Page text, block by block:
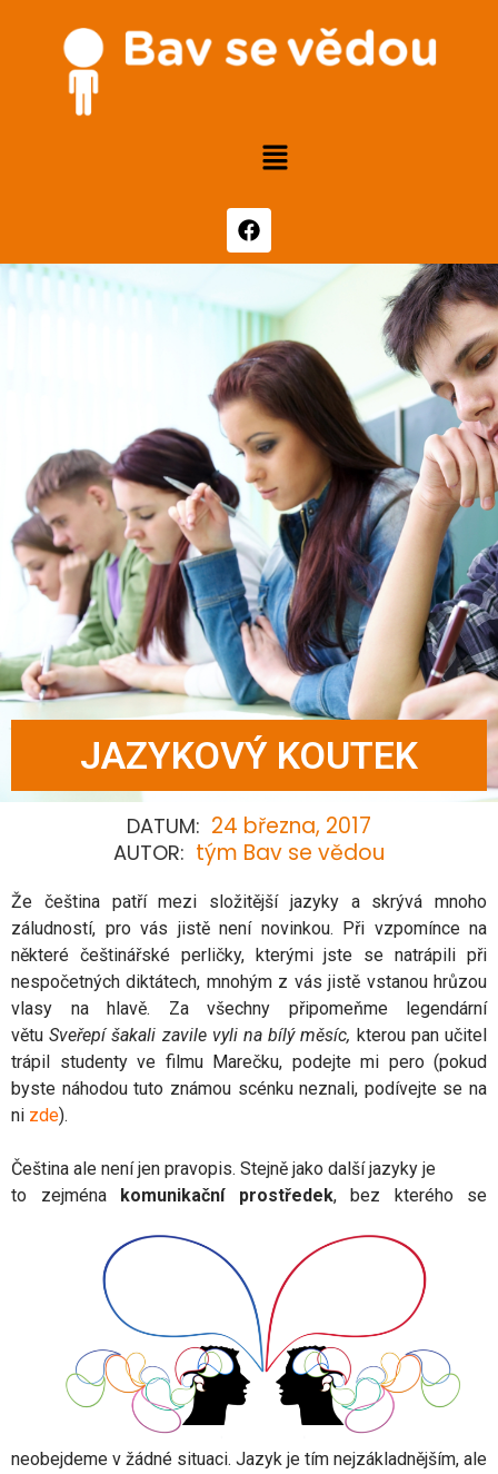
JAZYKOVÝ KOUTEK
DATUM: 24 března, 2017
AUTOR: tým Bav se vědou
Že čeština patří mezi složitější jazyky a skrývá mnoho
záludností, pro vás jistě není novinkou. Při vzpomínce na
některé češtinářské perličky, kterými jste se natrápili při
nespočetných diktátech, mnohým z vás jistě vstanou hrůzou
vlasy na hlavě. Za všechny připomeňme legendární
větuSveřepí šakali zavile vyli na bílý měsíc, kterou pan učitel
trápil studenty ve filmu Marečku, podejte mi pero (pokud
byste náhodou tuto známou scénku neznali, podívejte se na
ni zde).
Čeština ale není jen pravopis. Stejně jako další jazyky je
to zejména komunikační prostředek, bez kterého se
neobejdeme v žádné situaci. Jazyk je tím nejzákladnějším, ale